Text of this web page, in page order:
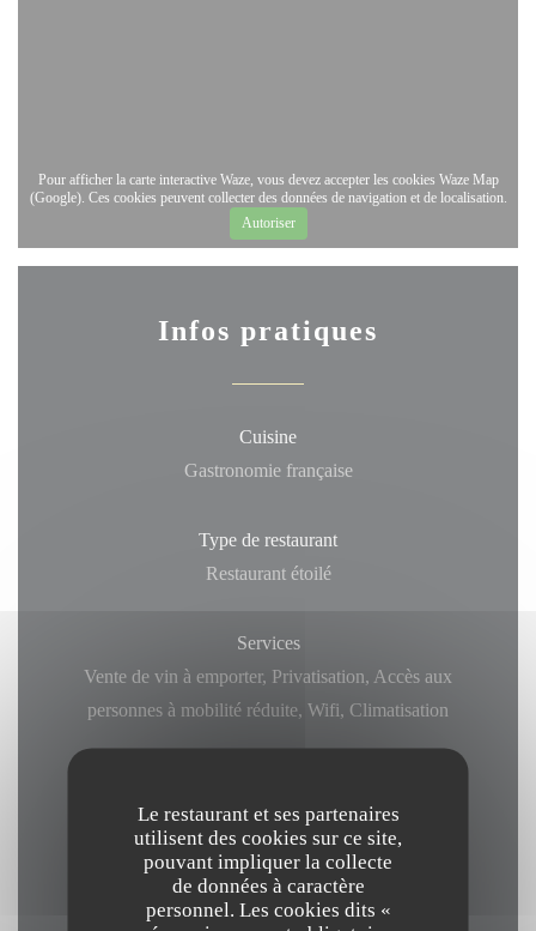
Le restaurant et ses partenaires
utilisent des cookies sur ce site,
pouvant impliquer la collecte
de données à caractère
personnel. Les cookies dits «
Pour afficher la carte interactive Waze, vous devez accepter les cookies Waze Map
(Google). Ces cookies peuvent collecter des données de navigation et de localisation.
Autoriser
Infos pratiques
Cuisine
Gastronomie française
Type de restaurant
Restaurant étoilé
Services
Vente de vin à emporter, Privatisation, Accès aux
personnes à mobilité réduite, Wifi, Climatisation
Paiement mobile, Apple Pay, Paiement Sans Contact,
Paypal, Eurocard/Mastercard, Espèces, Visa,
American Express, Carte Bleue